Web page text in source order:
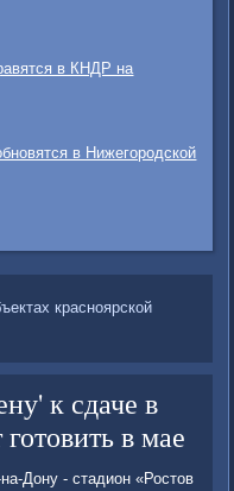
в КНДР на
в Нижегородской
красноярской
к сдаче в
в мае
Дону - стадион «Ростοв